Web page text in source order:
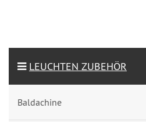
LEUCHTEN ZUBEHÖR
Baldachine